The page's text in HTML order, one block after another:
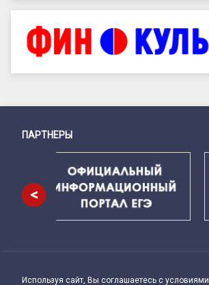
Снизу
ПАРТНЕРЫ
<
Используя сайт, Вы соглашаетесь с условиями